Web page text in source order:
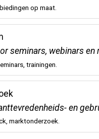
op maat.
seminars, webinars en
trainingen.
en
marktonderzoek.